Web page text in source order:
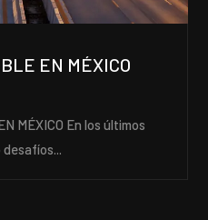
EN MÉXICO
MÉXICO En los últimos